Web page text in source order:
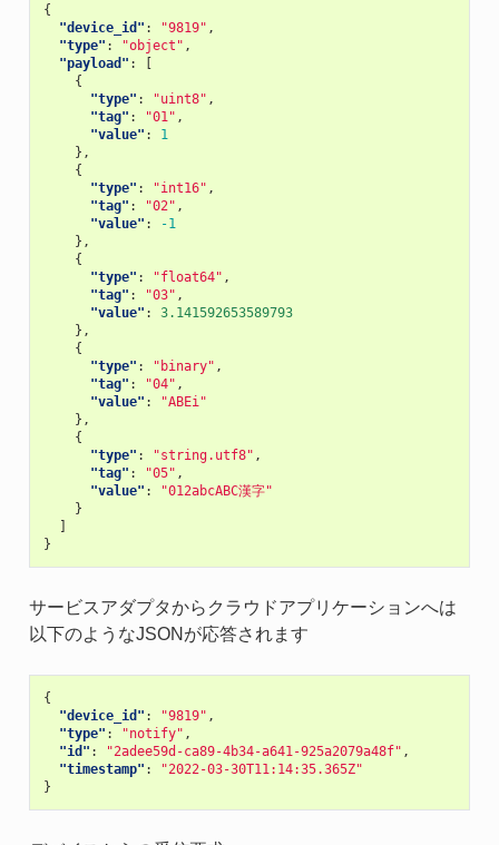
{
"device_id" : "9819" ,
"type" : "object" ,
"payload" :
[
{
"type" : "uint8" ,
"tag" : "01" ,
"value" :
1
},
{
"type" : "int16" ,
"tag" : "02" ,
"value" :
-1
},
{
"type" : "float64" ,
"tag" : "03" ,
"value" :
3.141592653589793
},
{
"type" : "binary" ,
"tag" : "04" ,
"value" :
"ABEi"
},
{
"type" : "string.utf8" ,
"tag" : "05" ,
"value" :
"012abcABC漢字"
}
]
}
サービスアダプタからクラウドアプリケーションへは
以下のようなJSONが応答されます
{
"device_id" : "9819" ,
"type" : "notify" ,
"id" : "2adee59d-ca89-4b34-a641-925a2079a48f" ,
"timestamp" :
"2022-03-30T11:14:35.365Z"
}